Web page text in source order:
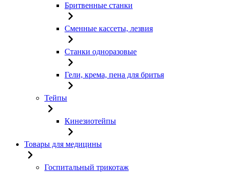
Бритвенные станки
Сменные кассеты, лезвия
Станки одноразовые
Гели, крема, пена для бритья
Тейпы
Кинезиотейпы
Товары для медицины
Госпитальный трикотаж